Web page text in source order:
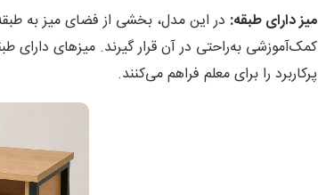
میز دارای طبقه: در این مدل، بخشی از فضای میز به
کمک‌آموزشی به‌راحتی در آن قرار گیرند. میزهای دارای
پرکاربرد را برای معلم فراهم می‌کنند.